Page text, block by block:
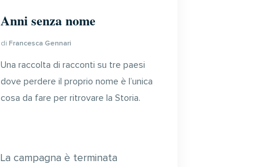
Anni senza nome
diFrancesca Gennari
Una raccolta di racconti su tre paesi
dove perdere il proprio nome è l’unica
cosa da fare per ritrovare la Storia.
La campagna è terminata